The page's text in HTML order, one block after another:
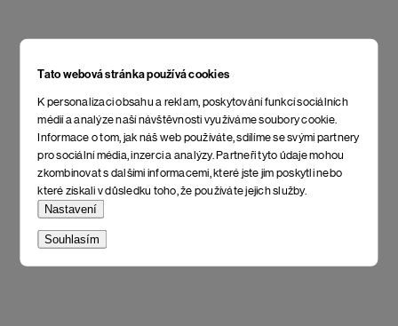
Tato webová stránka používá cookies
K personalizaci obsahu a reklam, poskytování funkcí sociálních
médií a analýze naší návštěvnosti využíváme soubory cookie.
Informace o tom, jak náš web používáte, sdílíme se svými partnery
pro sociální média, inzerci a analýzy. Partneři tyto údaje mohou
zkombinovat s dalšími informacemi, které jste jim poskytli nebo
které získali v důsledku toho, že používáte jejich služby.
Nastavení
Souhlasím